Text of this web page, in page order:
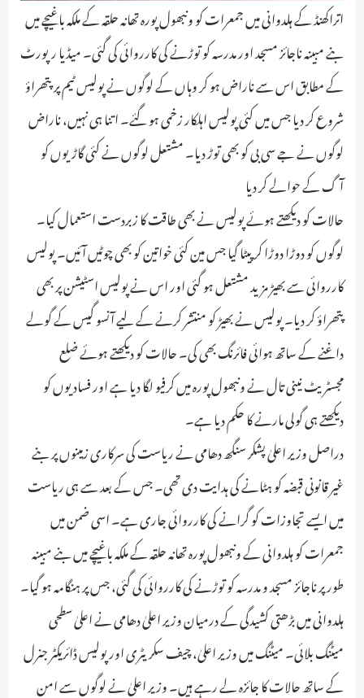
اتراکھنڈ کے ہلدوانی میں جمعرات کو ونبھول پورہ تھانہ حلقہ کے ملکہ باغیچے میں
بنے مبینہ ناجائز مسجد اور مدرسہ کو توڑنے کی کارروائی کی گئی۔ میڈیا رپورٹ
کے مطابق اس سے ناراض ہو کر وہاں کے لوگوں نے پولیس ٹیم پر پتھراؤ
شروع کر دیا جس میں کئی پولیس اہلکار زخمی ہو گئے۔ اتنا ہی نہیں، ناراض
لوگوں نے جے سی بی کو بھی توڑ دیا۔ مشتعل لوگوں نے کئی گاڑیوں کو
آگ کے حوالے کر دیا
حالات کو دیکھتے ہوئے پولیس نے بھی طاقت کا زبردست استعمال کیا۔
لوگوں کو دوڑا دوڑا کر پیٹا گیا جس مین کئی خواتین کو بھی چوٹیں آئیں۔ پولیس
کارروائی سے بھیڑ مزید مشتعل ہو گئی اور اس نے پولیس اسٹیشن پر بھی
پتھراؤ کر دیا۔ پولیس نے بھیڑ کو منتشر کرنے کے لیے آنسو گیس کے گولے
داغنے کے ساتھ ہوائی فائرنگ بھی کی۔ حالات کو دیکھتے ہوئے ضلع
مجسٹریٹ نینی تال نے ونبھول پورہ میں کرفیو لگا دیا ہے اور فسادیوں کو
دیکھتے ہی گولی مارنے کا حکم دیا ہے۔
دراصل وزیر اعلیٰ پشکر سنگھ دھامی نے ریاست کی سرکاری زمینوں پر بنے
غیر قانونی قبضہ کو ہٹانے کی ہدایت دی تھی۔ جس کے بعد سے ہی ریاست
میں ایسے تجاوزات کو گرانے کی کارروائی جاری ہے۔ اسی ضمن میں
جمعرات کو ہلدوانی کے ونبھول پورہ تھانہ حلقہ کے ملکہ باغیچے میں بنے مبینہ
طور پر ناجائز مسجد و مدرسہ کو توڑنے کی کارروائی کی گئی، جس پر ہنگامہ ہو گیا۔
ہلدوانی میں بڑھتی کشیدگی کے درمیان وزیر اعلیٰ دھامی نے اعلیٰ سطحی
میٹنگ بلائی۔ میٹنگ میں وزیر اعلیٰ، چیف سکریٹری اور پولیس ڈائریکٹر جنرل
کے ساتھ حالات کا جائزہ لے رہے ہیں۔ وزیر اعلیٰ نے لوگوں سے امن